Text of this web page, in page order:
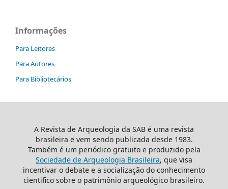
Informações
Para Leitores
Para Autores
Para Bibliotecários
A Revista de Arqueologia da SAB é uma revista
brasileira e vem sendo publicada desde 1983.
Também é um periódico gratuito e produzido pela
Sociedade de Arqueologia Brasileira, que visa
incentivar o debate e a socialização do conhecimento
cientifico sobre o patrimônio arqueológico brasileiro.